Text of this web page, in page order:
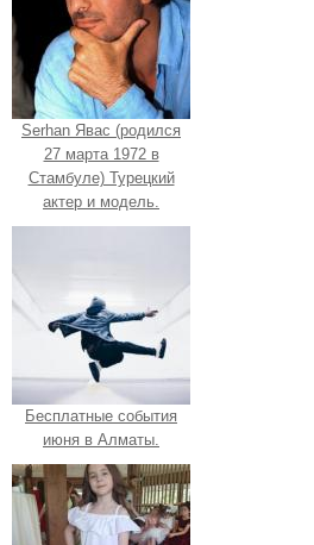
Serhan Явас (родился
27 марта 1972 в
Стамбуле) Турецкий
актер и модель.
Бесплатные события
июня в Алматы.